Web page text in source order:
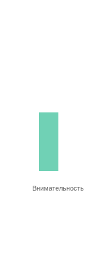
Внимательность